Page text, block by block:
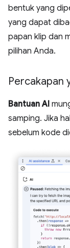
bentuk yang
yang dapat
papan klip dan
pilihan Anda.
Percakapan
Bantuan AI
samping. Jika
sebelum kode